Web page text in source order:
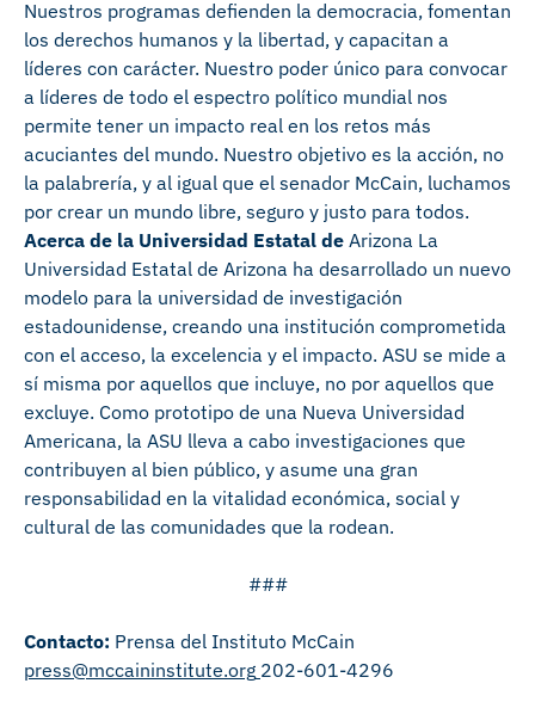
Nuestros programas defienden la democracia, fomentan
los derechos humanos y la libertad, y capacitan a
líderes con carácter. Nuestro poder único para convocar
a líderes de todo el espectro político mundial nos
permite tener un impacto real en los retos más
acuciantes del mundo. Nuestro objetivo es la acción, no
la palabrería, y al igual que el senador McCain, luchamos
por crear un mundo libre, seguro y justo para todos.
Acerca de la Universidad Estatal de Arizona La
Universidad Estatal de Arizona ha desarrollado un nuevo
modelo para la universidad de investigación
estadounidense, creando una institución comprometida
con el acceso, la excelencia y el impacto. ASU se mide a
sí misma por aquellos que incluye, no por aquellos que
excluye. Como prototipo de una Nueva Universidad
Americana, la ASU lleva a cabo investigaciones que
contribuyen al bien público, y asume una gran
responsabilidad en la vitalidad económica, social y
cultural de las comunidades que la rodean.
###
Contacto: Prensa del Instituto McCain
press@mccaininstitute.org 202-601-4296